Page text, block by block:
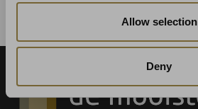
Allow selection
Deny